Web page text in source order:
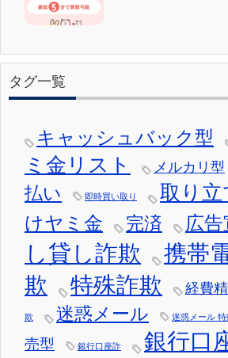
タグ一覧
キャッシュバック型
ミ金リスト
メルカリ型
払い
即時買い取り 取り立
けヤミ金
完済 広告
し貸し詐欺
携帯
欺
特殊詐欺 経費
欺 迷惑メール 迷惑メール 特
売型
銀行口座詐 銀行口